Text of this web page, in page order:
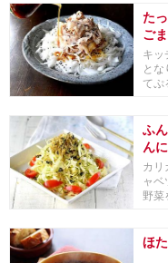
た
ご
キッ
と
てぷ
ふ
ん
カリ
ャ
野菜
ほ